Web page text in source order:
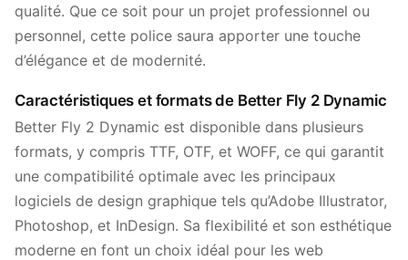
qualité. Que ce soit pour un projet professionnel ou
personnel, cette police saura apporter une touche
d’élégance et de modernité.
Caractéristiques et formats de Better Fly 2 Dynamic
Better Fly 2 Dynamic est disponible dans plusieurs
formats, y compris TTF, OTF, et WOFF, ce qui garantit
une compatibilité optimale avec les principaux
logiciels de design graphique tels qu’Adobe Illustrator,
Photoshop, et InDesign. Sa flexibilité et son esthétique
moderne en font un choix idéal pour les web